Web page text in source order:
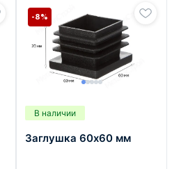
В наличии
Заглушка 60х60 мм
-8%